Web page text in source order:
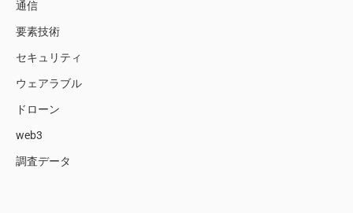
通信
要素技術
セキュリティ
ウェアラブル
ドローン
web3
調査データ